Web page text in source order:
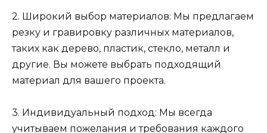
2. Широкий выбор материалов: Мы предлагаем
резку и гравировку различных материалов,
таких как дерево, пластик, стекло, металл и
другие. Вы можете выбрать подходящий
материал для вашего проекта.
3. Индивидуальный подход: Мы всегда
учитываем пожелания и требования каждого